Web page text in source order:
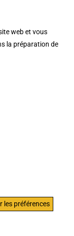
web et vous
la préparation de
les préférences